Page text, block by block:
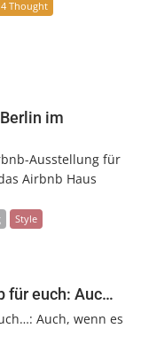
Thought
im
Ausstellung für
Airbnb Haus
Style
für euch: Auc…
Auch, wenn es